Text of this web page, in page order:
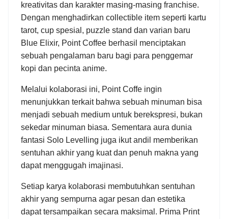
kreativitas dan karakter masing-masing franchise.
Dengan menghadirkan collectible item seperti kartu
tarot, cup spesial, puzzle stand dan varian baru
Blue Elixir, Point Coffee berhasil menciptakan
sebuah pengalaman baru bagi para penggemar
kopi dan pecinta anime.
Melalui kolaborasi ini, Point Coffe ingin
menunjukkan terkait bahwa sebuah minuman bisa
menjadi sebuah medium untuk berekspresi, bukan
sekedar minuman biasa. Sementara aura dunia
fantasi Solo Levelling juga ikut andil memberikan
sentuhan akhir yang kuat dan penuh makna yang
dapat menggugah imajinasi.
Setiap karya kolaborasi membutuhkan sentuhan
akhir yang sempurna agar pesan dan estetika
dapat tersampaikan secara maksimal. Prima Print